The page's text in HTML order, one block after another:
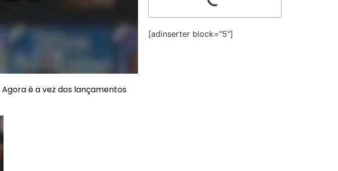
Agora é a vez dos lançamentos
[adinserter block="5"]